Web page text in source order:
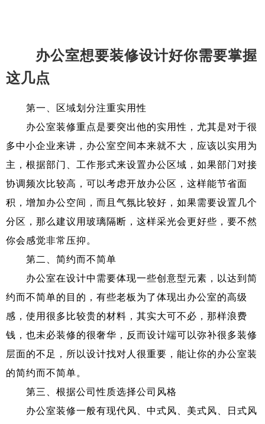
办公室想要装修设计好你需要掌握
这几点
第一、区域划分注重实用性
办公室装修重点是要突出他的实用性，尤其是对于很
多中小企业来讲，办公室空间本来就不大，应该以实用为
主，根据部门、工作形式来设置办公区域，如果部门对接
协调频次比较高，可以考虑开放办公区，这样能节省面
积，增加办公空间，而且气氛比较好，如果需要设置几个
分区，那么建议用玻璃隔断，这样采光会更好些，要不然
你会感觉非常压抑。
第二、简约而不简单
办公室在设计中需要体现一些创意型元素，以达到简
约而不简单的目的，有些老板为了体现出办公室的高级
感，使用很多比较贵的材料，其实大可不必，那样浪费
钱，也未必装修的很奢华，反而设计端可以弥补很多装修
层面的不足，所以设计找对人很重要，能让你的办公室装
的简约而不简单。
第三、根据公司性质选择公司风格
办公室装修一般有现代风、中式风、美式风、日式风